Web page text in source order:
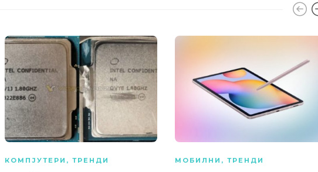
КОМПЈУТЕРИ , ТРЕНДИ МОБИЛНИ , ТРЕНДИ